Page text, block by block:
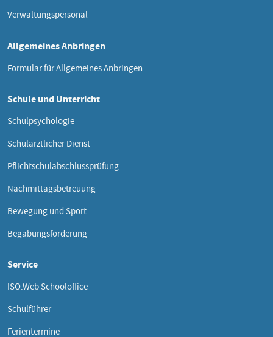
Verwaltungspersonal
Allgemeines Anbringen
Formular für Allgemeines Anbringen
Schule und Unterricht
Schulpsychologie
Schulärztlicher Dienst
Pflichtschulabschlussprüfung
Nachmittagsbetreuung
Bewegung und Sport
Begabungsförderung
Service
ISO.Web Schooloffice
Schulführer
Ferientermine